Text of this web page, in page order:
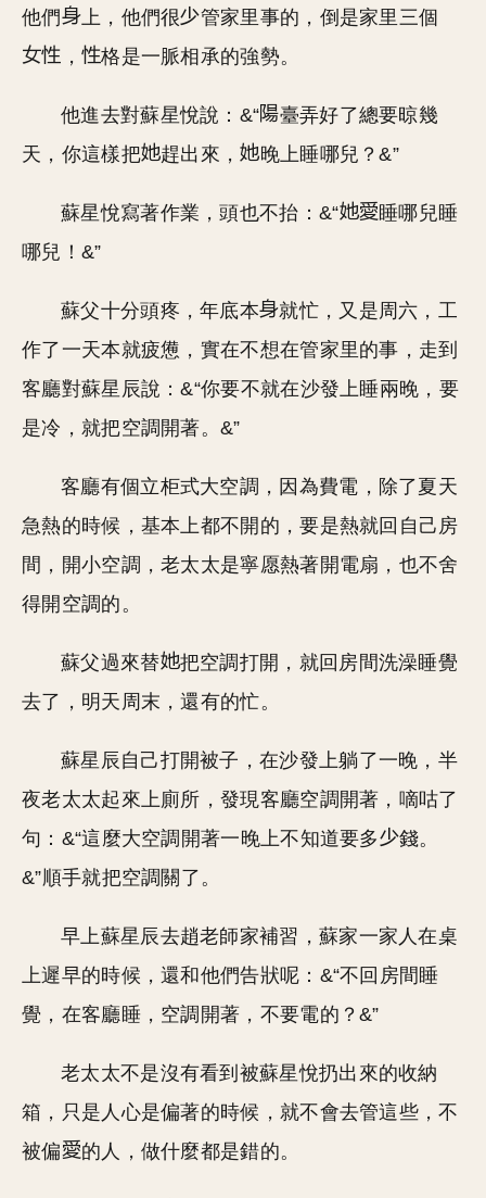
他們 上，他們很
管家里事的，倒是家里三個
，
格是一脈相承的強勢。
他進去對蘇星悅說：&“
臺弄好了總要晾幾
天，你這樣把
趕出來， 晚上睡哪兒？&”
蘇星悅寫著作業，頭也不抬：&“
睡哪兒睡
哪兒！&”
蘇父十分頭疼，年底本
就忙，又是周六，工
作了一天本就疲憊，實在不想在管家里的事，走到
客廳對蘇星辰說：&“你要不就在沙發上睡兩晚，要
是冷，就把空調開著。&”
客廳有個立柜式大空調，因為費電，除了夏天
急熱的時候，基本上都不開的，要是熱就回自己房
間，開小空調，老太太是寧愿熱著開電扇，也不舍
得開空調的。
蘇父過來替
把空調打開，就回房間洗澡睡覺
去了，明天周末，還有的忙。
蘇星辰自己打開被子，在沙發上躺了一晚，半
夜老太太起來上廁所，發現客廳空調開著，嘀咕了
句：&“這麼大空調開著一晚上不知道要多
錢。
&”順手就把空調關了。
早上蘇星辰去趙老師家補習，蘇家一家人在桌
上遲早的時候，還和他們告狀呢：&“不回房間睡
覺，在客廳睡，空調開著，不要電的？&”
老太太不是沒有看到被蘇星悅扔出來的收納
箱，只是人心是偏著的時候，就不會去管這些，不
被偏
的人，做什麼都是錯的。